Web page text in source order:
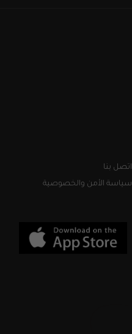
اتصل بنا
سياسة الأمن والخصوصية